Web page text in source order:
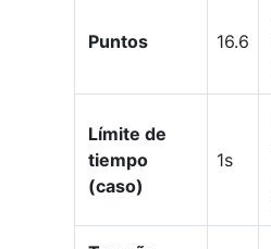
Puntos 16.6
Límite de
tiempo
(caso)
1s